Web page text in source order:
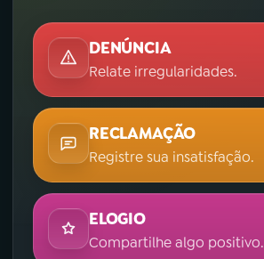
DENÚNCIA
Relate irregularidades.
RECLAMAÇÃO
Registre sua insatisfação.
ELOGIO
Compartilhe algo positivo.